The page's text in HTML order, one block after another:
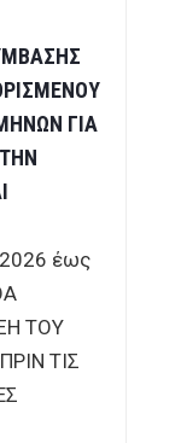
ΓΙΑ
έως
ΤΟΥ
ΤΙΣ